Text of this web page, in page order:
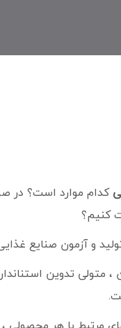
کدام موارد است؟ در
کنیم؟
و آزمون صنایع
، متولی تدوین